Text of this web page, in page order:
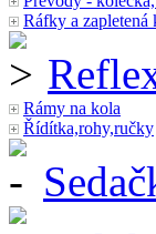
Ráfky a zapletená
Rámy na kola
Řídítka,rohy,ručky